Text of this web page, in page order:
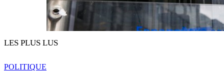
LES PLUS LUS
POLITIQUE